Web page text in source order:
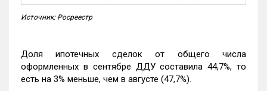
Источник: Росреестр
Доля ипотечных сделок от общего числа
оформленных в сентябре ДДУ составила 44,7%, то
есть на 3% меньше, чем в августе (47,7%).